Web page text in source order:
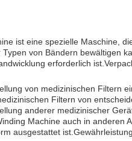
ist eine spezielle Maschine,
von Bändern bewältigen
erforderlich
von medizinischen Filtern
Filtern von
anderer medizinischer
Machine auch in
ausgestattet